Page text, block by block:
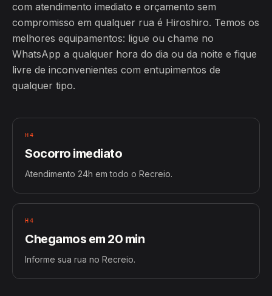
com atendimento imediato e orçamento sem
compromisso em qualquer rua é Hiroshiro. Temos os
melhores equipamentos: ligue ou chame no
WhatsApp a qualquer hora do dia ou da noite e fique
livre de inconvenientes com entupimentos de
qualquer tipo.
H4
Socorro imediato
Atendimento 24h em todo o Recreio.
H4
Chegamos em 20 min
Informe sua rua no Recreio.